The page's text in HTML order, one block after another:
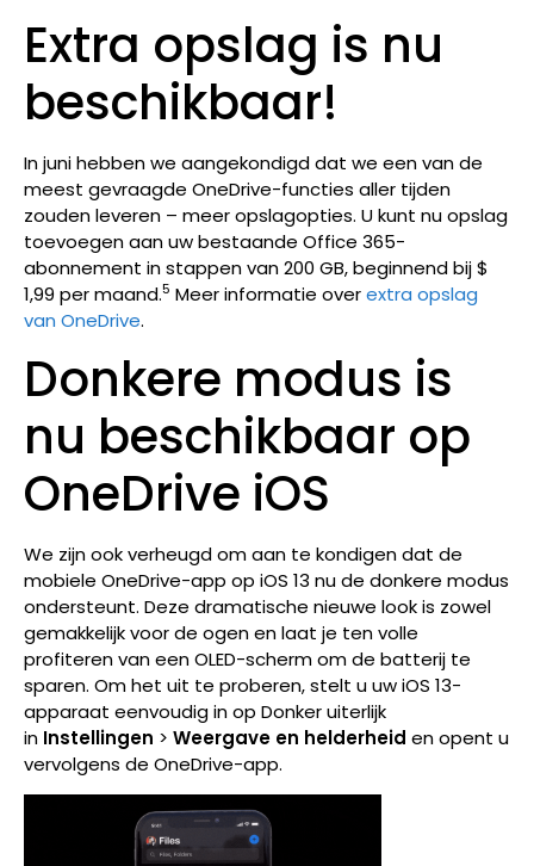
Extra opslag is nu
beschikbaar!
In juni hebben we aangekondigd dat we een van de
meest gevraagde OneDrive-functies aller tijden
zouden leveren – meer opslagopties. U kunt nu opslag
toevoegen aan uw bestaande Office 365-
abonnement in stappen van 200 GB, beginnend bij $
1,99 per maand.5 Meer informatie overextra opslag
van OneDrive.
Donkere modus is
nu beschikbaar op
OneDrive iOS
We zijn ook verheugd om aan te kondigen dat de
mobiele OneDrive-app op iOS 13 nu de donkere modus
ondersteunt. Deze dramatische nieuwe look is zowel
gemakkelijk voor de ogen en laat je ten volle
profiteren van een OLED-scherm om de batterij te
sparen. Om het uit te proberen, stelt u uw iOS 13-
apparaat eenvoudig in op Donker uiterlijk
in Instellingen > Weergave en helderheid en opent u
vervolgens de OneDrive-app.